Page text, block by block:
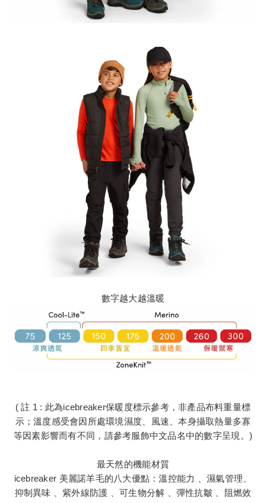
數字越大越溫暖
( 註 1 : 此為icebreaker保暖度標示參考，非產品布料重量標
示；溫度感受會因所處環境濕度、風速、本身攝取熱量多寡
等因素影響而有不同，請參考服飾中文品名中的數字呈現。)
最天然的機能材質
icebreaker 美麗諾羊毛的八大優點：溫控能力 、濕氣管理、
抑制異味 、紫外線防護 、可生物分解 、彈性抗皺 、阻燃效